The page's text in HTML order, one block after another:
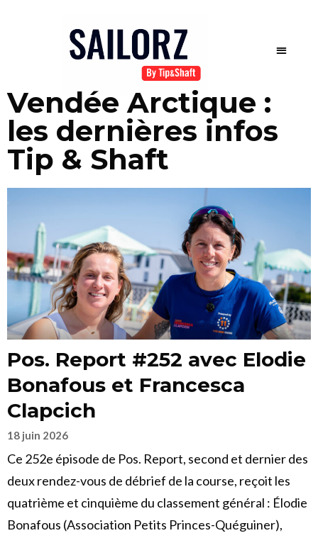
Vendée Arctique :
les dernières infos
Tip & Shaft
Pos. Report #252 avec Elodie
Bonafous et Francesca
Clapcich
18 juin 2026
Ce 252e épisode de Pos. Report, second et dernier des
deux rendez-vous de débrief de la course, reçoit les
quatrième et cinquième du classement général : Élodie
Bonafous (Association Petits Princes-Quéguiner),